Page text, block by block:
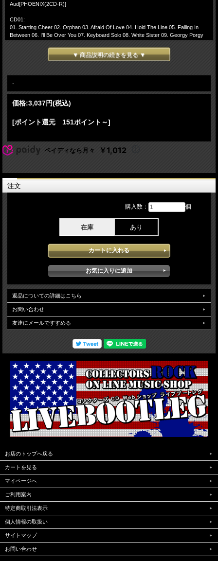
Aud[PHOENIX(2CD-R)]
CD01:
01. Starting Cheer 02. Orphan 03. Afraid Of Love 04. Hold The Line 05. Falling In
Between 06. I'll Be Over You 07. Keyboard Solo 08. White Sister 09. Georgy Porgy
Supply The Love 15. Band Introductions
-(bonus tracks:Japan Tour 2023)-
07. Africa (Nagoya Japan2023)
Lineup:
Steve Lukather - guitars, vocals
Robert "Sput" Searight - drums
Steve Maggiora - keyboards
Dominique “Xavier” Taplin - keyboards
ToTo - The Dogz of Oz Japan Tour 2023 日本公演4回目 7月15日MARUZEN
INTEC ARENA OSAKA:Osaka Japanでのステージを記録しています。4年ぶりとな
活と表現できる最高に迫力あるライブとなっておりほぼ新メンバーによるバンド構
成とは言えかなりの完成度が高く特にスティーヴの調子がすこぶる良くバンド自体
の絶好機を感じさせるほどシャープなギターワークを聞く事が出来ステージ自体も
スピード感があり時間を忘れるほど聞き入ってしまう最高のライブとなっていま
ます。soundqualityは、Aud収録となっておりとても良質に記録されたソースが使
用されダイレクト感 クリアー感も問題なく安定した高音質で堪能できます。
▼ 商品説明の続きを見る ▼
-
価格:3,037円(税込)
[ポイント還元 151ポイント～]
ペイディなら月々 ￥1,012
注文
購入数： 個
在庫 あり
返品についての詳細はこちら
お問い合わせ
友達にメールですすめる
お店のトップへ戻る
カートを見る
マイページへ
ご利用案内
特定商取引法表示
個人情報の取扱い
サイトマップ
お問い合わせ